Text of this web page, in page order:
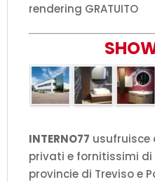
rendering GRATUITO
INTERNO77 usufruisce
privati e fornitissimi
provincie di Treviso e